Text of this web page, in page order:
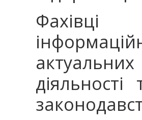
Фахівці